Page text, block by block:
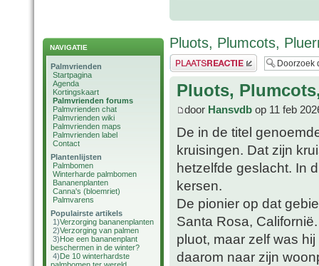
NAVIGATIE
Palmvrienden
Startpagina
Agenda
Kortingskaart
Palmvrienden forums
Palmvrienden chat
Palmvrienden wiki
Palmvrienden maps
Palmvrienden label
Contact
Plantenlijsten
Palmbomen
Winterharde palmbomen
Bananenplanten
Canna's (bloemriet)
Palmvarens
Populairste artikels
1)Verzorging bananenplanten
2)Verzorging van palmen
3)Hoe een bananenplant
beschermen in de winter?
4)De 10 winterhardste
Pluots, Plumcots,
Plaats een reactie
Pluots,
door Hansvdb op 11 feb
De in de titel
kruisingen. Dat zijn
hetzelfde geslacht. In
kersen.
De pionier op dat
Santa Rosa,
pluot, maar zelf was
daarom naar zijn